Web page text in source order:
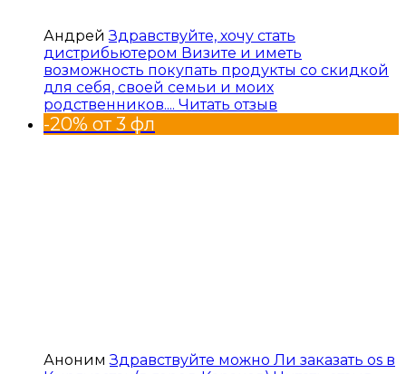
Андрей Здравствуйте, хочу стать
дистрибьютером Визите и иметь
возможность покупать продукты со скидкой
для себя, своей семьи и моих
родственников.... Читать отзыв
-20% от 3 фл
Аноним Здравствуйте можно Ли заказать os в